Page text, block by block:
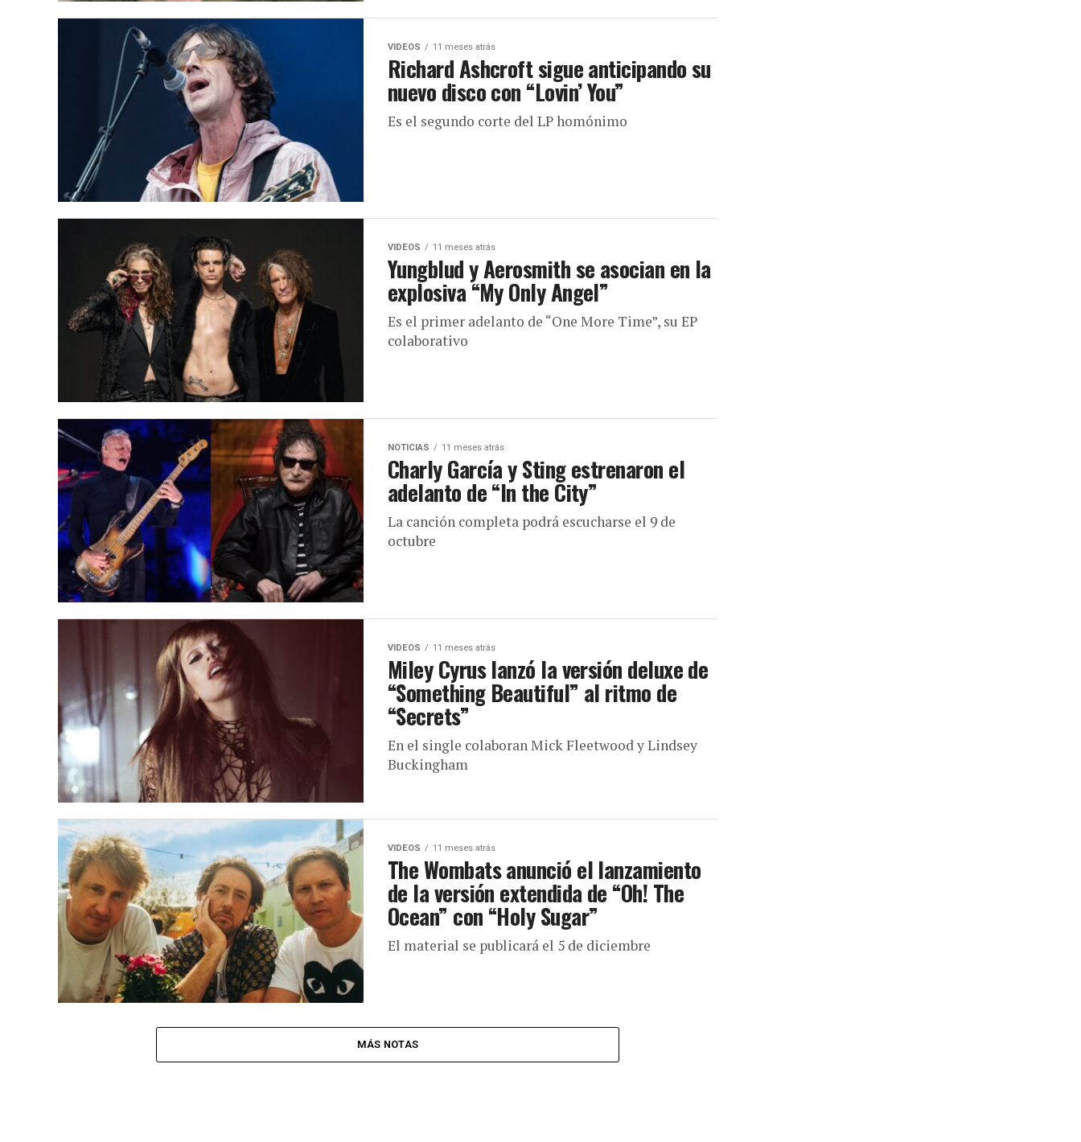
VIDEOS 11 meses atrás
Richard Ashcroft sigue anticipando su
nuevo disco con “Lovin’ You”
Es el segundo corte del LP homónimo
VIDEOS 11 meses atrás
Yungblud y Aerosmith se asocian en la
explosiva “My Only Angel”
Es el primer adelanto de “One More Time”, su EP
colaborativo
NOTICIAS 11 meses atrás
Charly García y Sting estrenaron el
adelanto de “In the City”
La canción completa podrá escucharse el 9 de
octubre
VIDEOS 11 meses atrás
Miley Cyrus lanzó la versión deluxe de
“Something Beautiful” al ritmo de
“Secrets”
En el single colaboran Mick Fleetwood y Lindsey
Buckingham
VIDEOS 11 meses atrás
The Wombats anunció el lanzamiento
de la versión extendida de “Oh! The
Ocean” con “Holy Sugar”
El material se publicará el 5 de diciembre
MÁS NOTAS